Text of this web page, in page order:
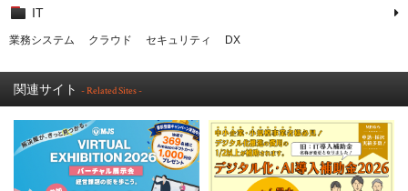
IT
業務システム クラウド セキュリティ DX
関連サイト - Related Sites -